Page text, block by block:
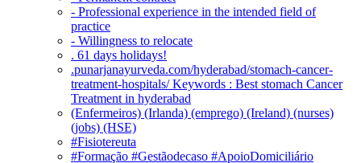
- Professional experience in the intended field of
practice
- Willingness to relocate
. 61 days holidays!
.punarjanayurveda.com/hyderabad/stomach-cancer-
treatment-hospitals/ Keywords : Best stomach Cancer
Treatment in hyderabad
(Enfermeiros) (Irlanda) (emprego) (Ireland) (nurses)
(jobs) (HSE)
#Fisiotereuta
#Formação #Gestãodecaso #ApoioDomiciliário